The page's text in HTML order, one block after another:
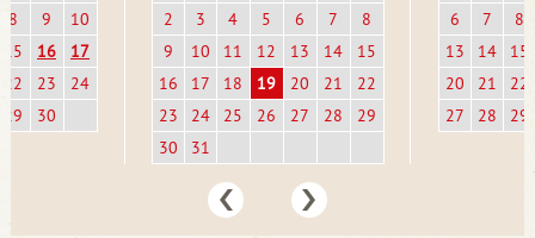
8
9
10
15
16
17
22
23
24
29
30
2
3 4 5 6 7
8
9
10 11 12 13 14
15
16
17 18 19 20 21
22
23
24 25 26 27 28
29
30
31
6
7
8
13
14
15
20
21
22
27
28 29